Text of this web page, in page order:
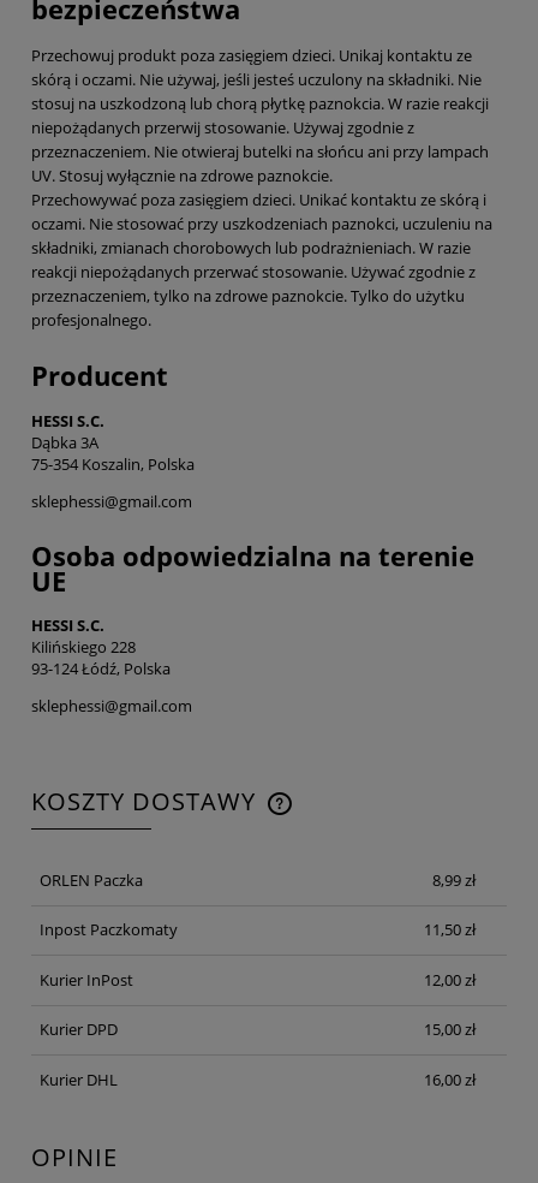
bezpieczeństwa
Przechowuj produkt poza zasięgiem dzieci. Unikaj kontaktu ze
skórą i oczami. Nie używaj, jeśli jesteś uczulony na składniki. Nie
stosuj na uszkodzoną lub chorą płytkę paznokcia. W razie reakcji
niepożądanych przerwij stosowanie. Używaj zgodnie z
przeznaczeniem. Nie otwieraj butelki na słońcu ani przy lampach
UV. Stosuj wyłącznie na zdrowe paznokcie.
Przechowywać poza zasięgiem dzieci. Unikać kontaktu ze skórą i
oczami. Nie stosować przy uszkodzeniach paznokci, uczuleniu na
składniki, zmianach chorobowych lub podrażnieniach. W razie
reakcji niepożądanych przerwać stosowanie. Używać zgodnie z
przeznaczeniem, tylko na zdrowe paznokcie. Tylko do użytku
profesjonalnego.
Producent
HESSI S.C.
Dąbka 3A
75-354 Koszalin, Polska
sklephessi@gmail.com
Osoba odpowiedzialna na terenie
UE
HESSI S.C.
Kilińskiego 228
93-124 Łódź, Polska
sklephessi@gmail.com
KOSZTY DOSTAWY
CENA NIE ZAWIERA EWENTUALNYCH KOSZTÓW
ORLEN Paczka
8,99 zł
Inpost Paczkomaty 11,50 zł
Kurier InPost 12,00 zł
Kurier DPD 15,00 zł
Kurier DHL 16,00 zł
OPINIE